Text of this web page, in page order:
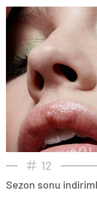
12
Sezon sonu